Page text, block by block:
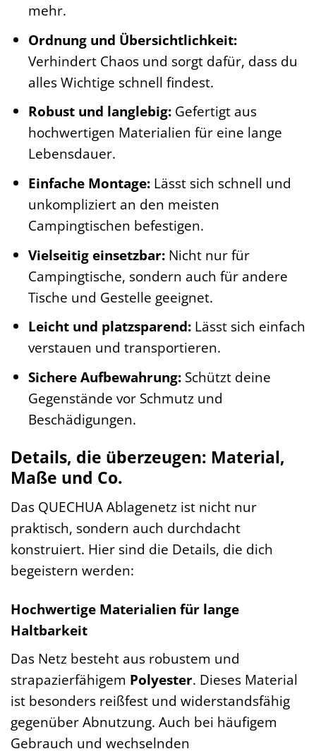
mehr.
Ordnung und Übersichtlichkeit:
Verhindert Chaos und sorgt dafür, dass du
alles Wichtige schnell findest.
Robust und langlebig:Gefertigt aus
hochwertigen Materialien für eine lange
Lebensdauer.
Einfache Montage:Lässt sich schnell und
unkompliziert an den meisten
Campingtischen befestigen.
Vielseitig einsetzbar:Nicht nur für
Campingtische, sondern auch für andere
Tische und Gestelle geeignet.
Leicht und platzsparend:Lässt sich einfach
verstauen und transportieren.
Sichere Aufbewahrung:Schützt deine
Gegenstände vor Schmutz und
Beschädigungen.
Details, die überzeugen: Material,
Maße und Co.
Das QUECHUA Ablagenetz ist nicht nur
praktisch, sondern auch durchdacht
konstruiert. Hier sind die Details, die dich
begeistern werden:
Hochwertige Materialien für lange
Haltbarkeit
Das Netz besteht aus robustem und
strapazierfähigem Polyester. Dieses Material
ist besonders reißfest und widerstandsfähig
gegenüber Abnutzung. Auch bei häufigem
Gebrauch und wechselnden